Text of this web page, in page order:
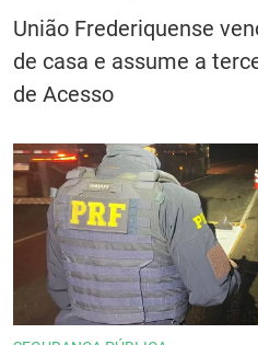
União Frederiquense
de casa e assume a
de Acesso